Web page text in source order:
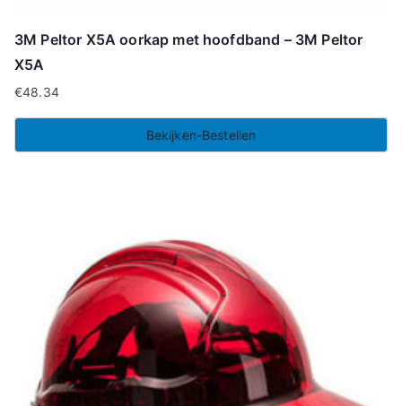
3M Peltor X5A oorkap met hoofdband – 3M Peltor
X5A
€48.34
Bekijken-Bestellen